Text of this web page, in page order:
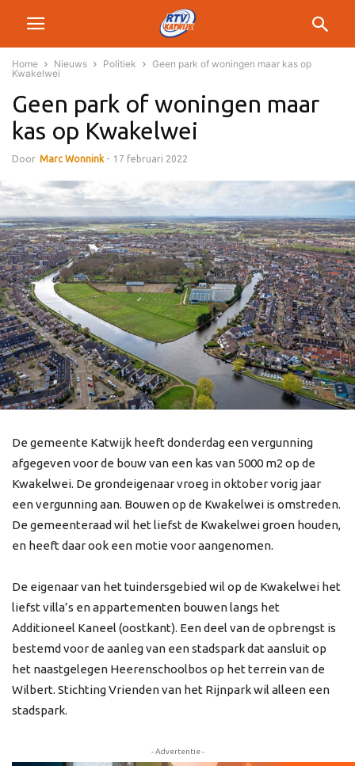
Home Nieuws Politiek
Geen park of woningen maar kas op
Kwakelwei
Geen park of woningen maar
kas op Kwakelwei
Door Marc Wonnink - 17 februari 2022
De gemeente Katwijk heeft donderdag een vergunning
afgegeven voor de bouw van een kas van 5000 m2 op de
Kwakelwei. De grondeigenaar vroeg in oktober vorig jaar
een vergunning aan. Bouwen op de Kwakelwei is omstreden.
De gemeenteraad wil het liefst de Kwakelwei groen houden,
en heeft daar ook een motie voor aangenomen.
De eigenaar van het tuindersgebied wil op de Kwakelwei het
liefst villa’s en appartementen bouwen langs het
Additioneel Kaneel (oostkant). Een deel van de opbrengst is
bestemd voor de aanleg van een stadspark dat aansluit op
het naastgelegen Heerenschoolbos op het terrein van de
Wilbert. Stichting Vrienden van het Rijnpark wil alleen een
stadspark.
- Advertentie -